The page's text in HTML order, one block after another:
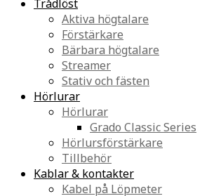
Trådlöst
Aktiva högtalare
Förstärkare
Bärbara högtalare
Streamer
Stativ och fästen
Hörlurar
Hörlurar
Grado Classic Series
Hörlursförstärkare
Tillbehör
Kablar & kontakter
Kabel på Löpmeter